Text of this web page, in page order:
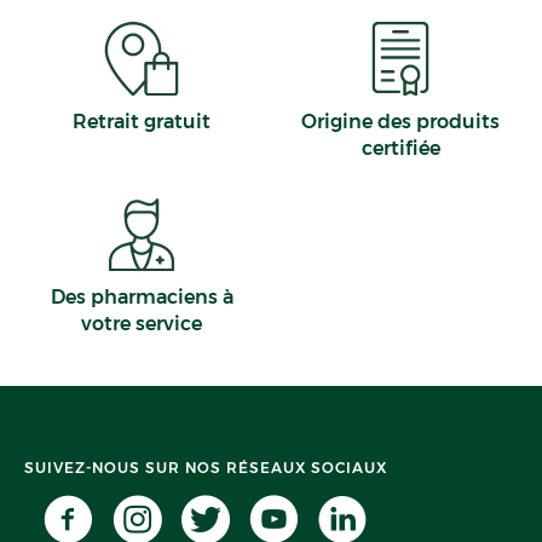
Deux-Sèvres
Alpes-de-Haute-Provence
Haute-Corse
Barbaste
Saint-Hilaire
Bagnères-de-Bigorre
Lacrouzette
Saint-Quentin
Retrait gratuit
Origine des produits
certifiée
Des pharmaciens à
votre service
SUIVEZ-NOUS SUR NOS RÉSEAUX SOCIAUX